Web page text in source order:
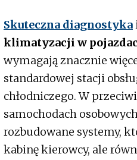
Skuteczna diagnostyka
klimatyzacji w
wymagają znacznie
standardowej stacji
chłodniczego. W
samochodach
rozbudowane systemy,
kabinę kierowcy, ale